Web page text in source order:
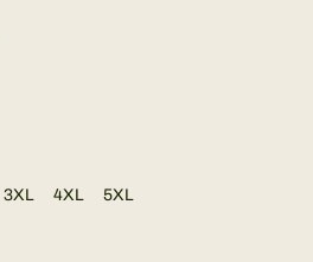
3XL 4XL 5XL